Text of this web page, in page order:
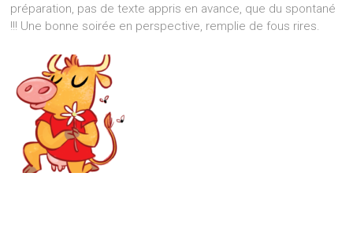
préparation, pas de texte appris en avance, que du spontané
!!! Une bonne soirée en perspective, remplie de fous rires.